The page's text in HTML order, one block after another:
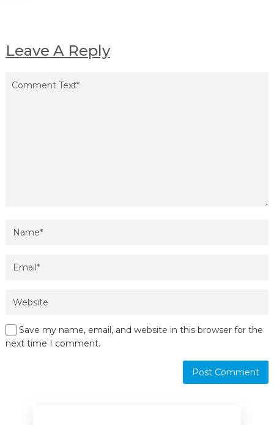
Leave A Reply
Save my name, email, and website in this browser for the
next time I comment.